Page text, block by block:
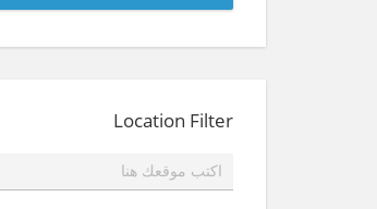
Location Filter